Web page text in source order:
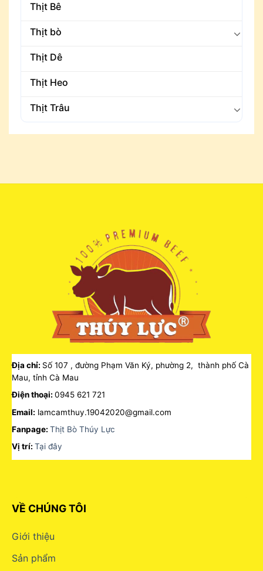
Thịt Bê
Thịt bò
Thịt Dê
Thịt Heo
Thịt Trâu
Địa chỉ: Số 107 , đường Phạm Văn Ký, phường 2, thành phố Cà
Mau, tỉnh Cà Mau
Điện thoại: 0945 621 721
Email: lamcamthuy.19042020@gmail.com
Fanpage: Thịt Bò Thúy Lực
Vị trí: Tại đây
VỀ CHÚNG TÔI
Giới thiệu
Sản phẩm